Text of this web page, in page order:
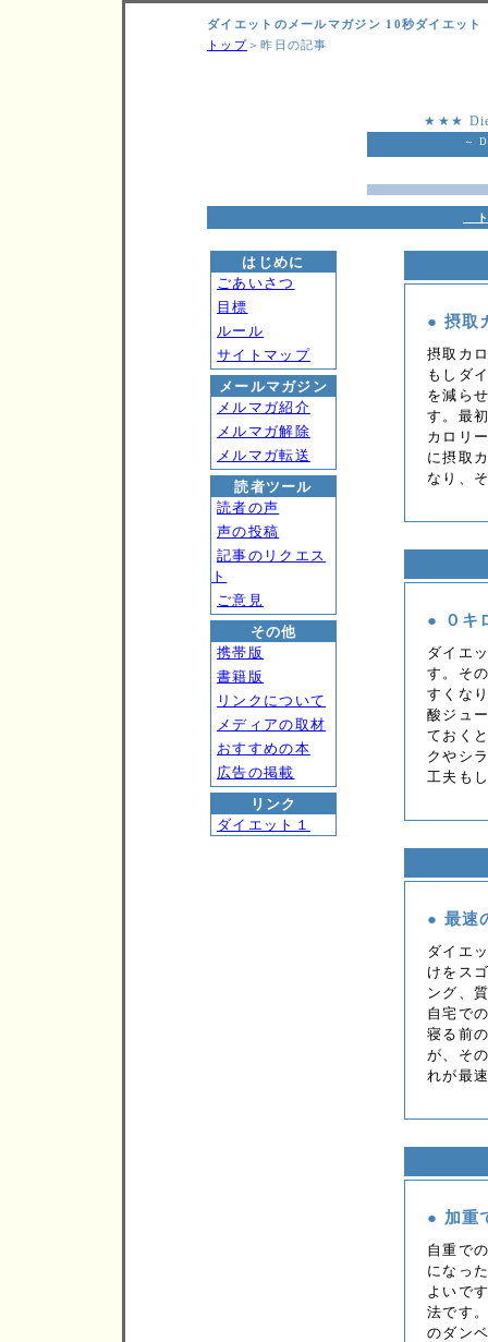
ダイエットのメールマガジン 10秒ダイエット
トップ＞昨日の記事
★★★
～
ト
はじめに
ごあいさつ
目標
ルール
サイトマップ
メールマガジン
メルマガ紹介
メルマガ解除
メルマガ転送
読者ツール
読者の声
声の投稿
記事のリクエス
ト
ご意見
その他
携帯版
書籍版
リンクについて
メディアの取材
おすすめの本
広告の掲載
リンク
ダイエット１
● 摂取
摂取カ
もしダ
を減ら
す。最
カロリ
に摂取
なり、
● ０キ
ダイエ
す。そ
すくな
酸ジュ
ておく
クやシ
工夫も
● 最速
ダイエ
けをス
ング、
自宅で
寝る前
が、そ
れが最
● 加重
自重で
になっ
よいで
法です
のダン